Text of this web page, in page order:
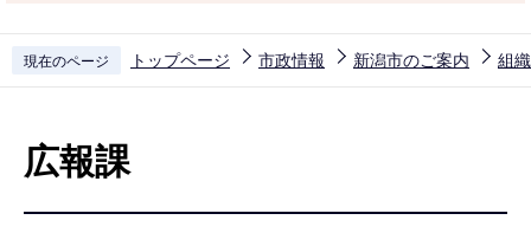
現在のページ トップページ 市政情報 新潟市のご案内 組
広報課